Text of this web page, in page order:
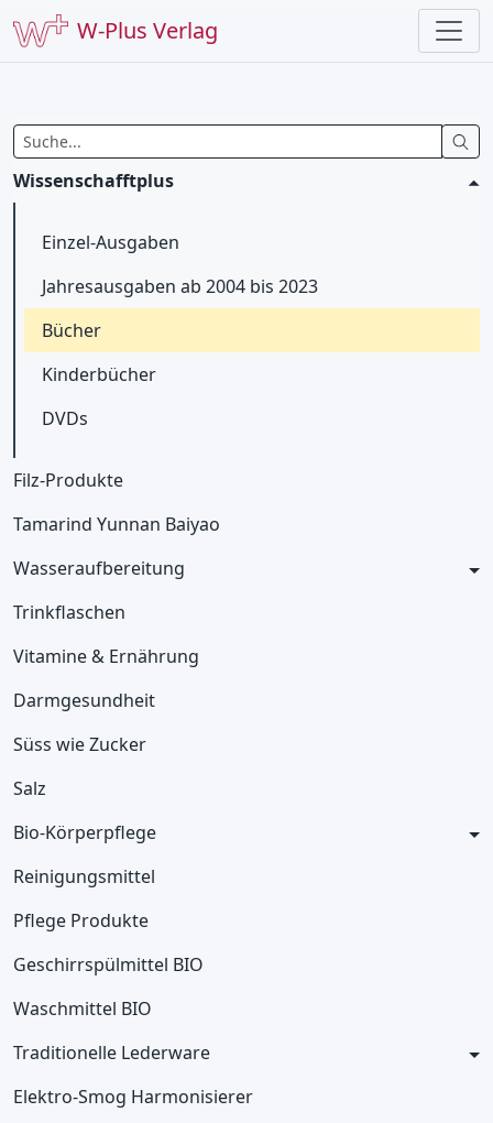
W-Plus Verlag
Wissenschafftplus
Einzel-Ausgaben
Jahresausgaben ab 2004 bis 2023
Bücher
Kinderbücher
DVDs
Filz-Produkte
Tamarind Yunnan Baiyao
Wasseraufbereitung
Trinkflaschen
Vitamine & Ernährung
Darmgesundheit
Süss wie Zucker
Salz
Bio-Körperpflege
Reinigungsmittel
Pflege Produkte
Geschirrspülmittel BIO
Waschmittel BIO
Traditionelle Lederware
Elektro-Smog Harmonisierer